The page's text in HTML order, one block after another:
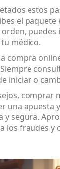
estos
el paquete
orden,
médico.
compra
iniciar o
comprar
una apuesta
y segura.
los fraudes y